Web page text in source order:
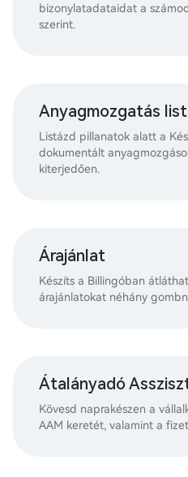
bizonylatadataidat a
szerint.
Anyagmozgatás
Listázd pillanatok alatt a
dokumentált
kiterjedően.
Árajánlat
Készíts a Billingóban
árajánlatokat néhány
Átalányadó
Kövesd naprakészen a
AAM keretét, valamint a